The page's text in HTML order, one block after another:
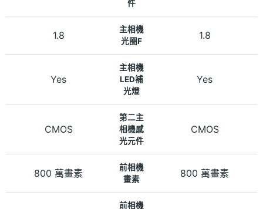
件
1.8
主相機
光圈F
1.8
Yes
主相機
LED補
光燈
Yes
CMOS
第二主
相機感
光元件
CMOS
800 萬畫素
前相機
畫素
800 萬畫素
前相機